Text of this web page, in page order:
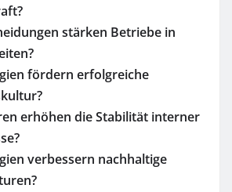
stärken Betriebe in
fördern erfolgreiche
erhöhen die Stabilität interner
verbessern nachhaltige